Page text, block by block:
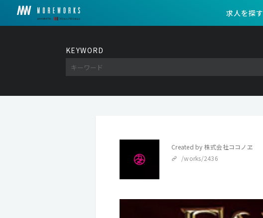
求人を探す
KEYWORD
Created by 株式会社ココノヱ
/works/2436